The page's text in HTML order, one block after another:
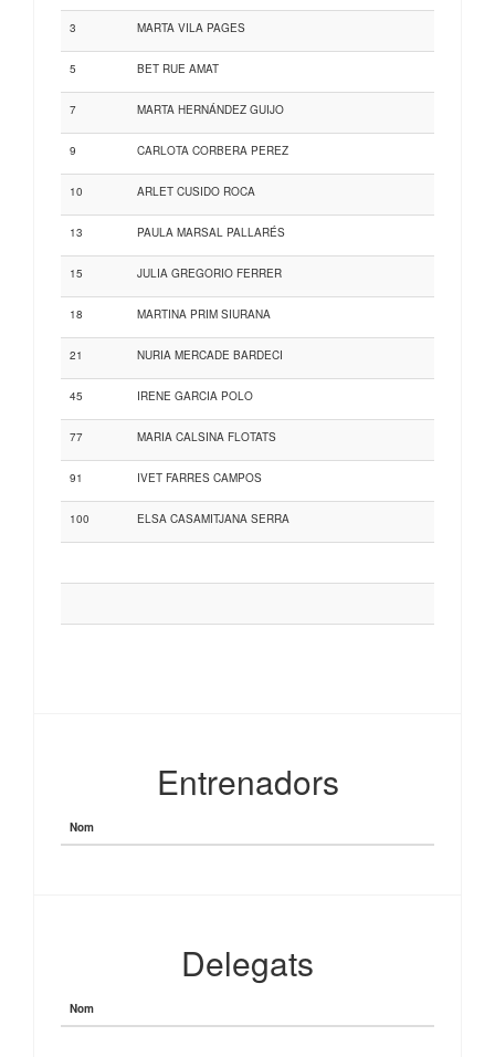
3 MARTA VILA PAGES
5 BET RUE AMAT
7 MARTA HERNÁNDEZ GUIJO
9 CARLOTA CORBERA PEREZ
10 ARLET CUSIDO ROCA
13 PAULA MARSAL PALLARÉS
15 JULIA GREGORIO FERRER
18 MARTINA PRIM SIURANA
21 NURIA MERCADE BARDECI
45 IRENE GARCIA POLO
77 MARIA CALSINA FLOTATS
91 IVET FARRES CAMPOS
100 ELSA CASAMITJANA SERRA
Entrenadors
Nom
Delegats
Nom